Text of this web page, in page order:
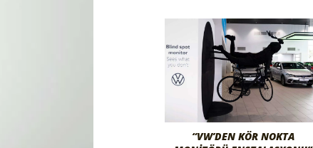
“VW’DEN KÖR NOKTA